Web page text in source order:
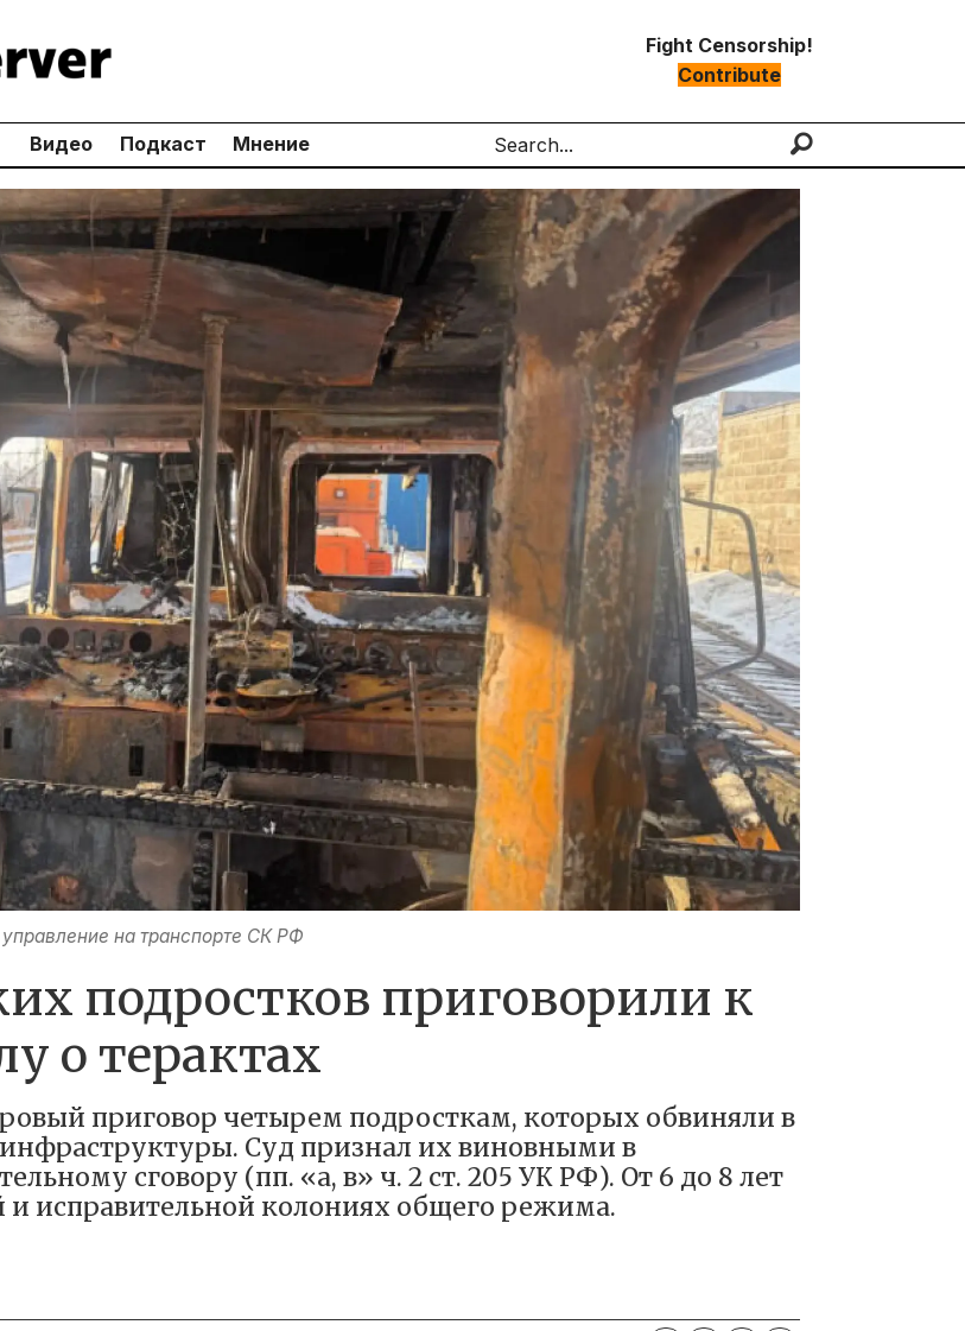
Fight Censorship!
Contribute
Видео Подкаст Мнение
Search
на транспорте СК РФ
подростков приговорили к
о терактах
приговор четырем подросткам, которых обвиняли в
Суд признал их виновными в
сговору (пп. «а, в» ч. 2 ст. 205 УК РФ). От 6 до 8 лет
исправительной колониях общего режима.